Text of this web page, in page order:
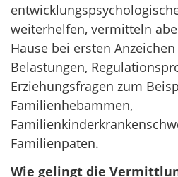
weiterhelfen, vermitteln
Hause bei ersten
Belastungen,
Erziehungsfragen zum
Familienhebammen,
Familienpaten.
Wie gelingt die